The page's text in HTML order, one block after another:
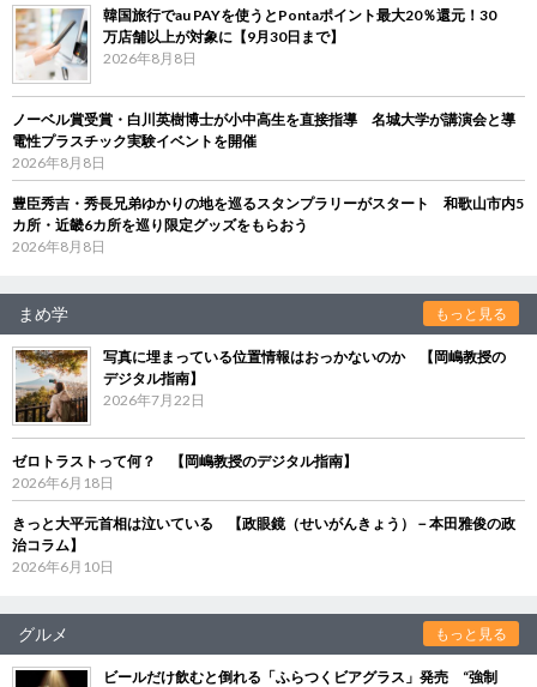
韓国旅行でau PAYを使うとPontaポイント最大20％還元！30
万店舗以上が対象に【9月30日まで】
2026年8月8日
ノーベル賞受賞・白川英樹博士が小中高生を直接指導 名城大学が講演会と導
電性プラスチック実験イベントを開催
2026年8月8日
豊臣秀吉・秀長兄弟ゆかりの地を巡るスタンプラリーがスタート 和歌山市内5
カ所・近畿6カ所を巡り限定グッズをもらおう
2026年8月8日
まめ学 もっと見る
写真に埋まっている位置情報はおっかないのか 【岡嶋教授の
デジタル指南】
2026年7月22日
ゼロトラストって何？ 【岡嶋教授のデジタル指南】
2026年6月18日
きっと大平元首相は泣いている 【政眼鏡（せいがんきょう）－本田雅俊の政
治コラム】
2026年6月10日
グルメ もっと見る
ビールだけ飲むと倒れる「ふらつくビアグラス」発売 “強制